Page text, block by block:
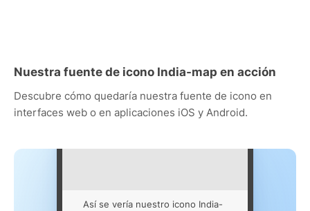
Nuestra fuente de icono India-map en acción
Descubre cómo quedaría nuestra fuente de icono en
interfaces web o en aplicaciones iOS y Android.
Así se vería nuestro icono India-